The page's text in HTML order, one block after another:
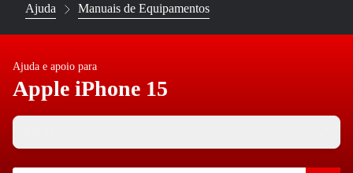
Ajuda Manuais de Equipamentos
Ajuda e apoio para
Apple iPhone 15